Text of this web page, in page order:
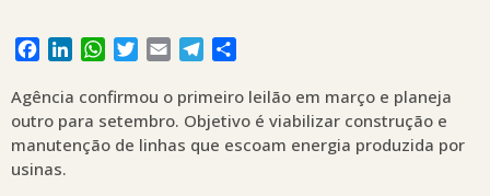
Facebook
LinkedInWhatsApp
Twitter
Email Telegram
Agência confirmou o primeiro leilão em março e planeja
outro para setembro. Objetivo é viabilizar construção e
manutenção de linhas que escoam energia produzida por
usinas.